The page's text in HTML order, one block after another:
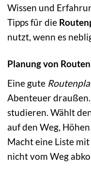
Wissen und
Tipps für die
nutzt, wenn es
Planung von
Eine gute
Abenteuer
studieren. Wählt
auf den Weg,
Macht eine Liste
nicht vom Weg